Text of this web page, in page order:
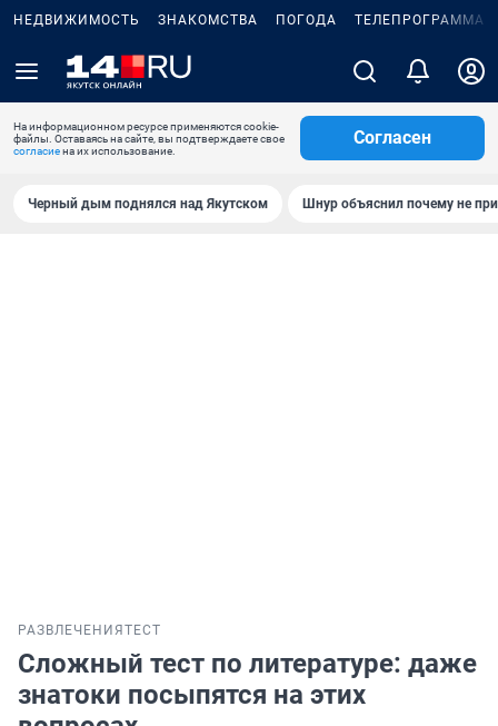
НЕДВИЖИМОСТЬ ЗНАКОМСТВА ПОГОДА ТЕЛЕПРОГРАММА
На информационном ресурсе применяются cookie-
файлы. Оставаясь на сайте, вы подтверждаете свое
согласиена их использование.
Согласен
Черный дым поднялся над Якутском Шнур объяснил почему не
РАЗВЛЕЧЕНИЯ ТЕСТ
Сложный тест по литературе: даже
знатоки посыпятся на этих